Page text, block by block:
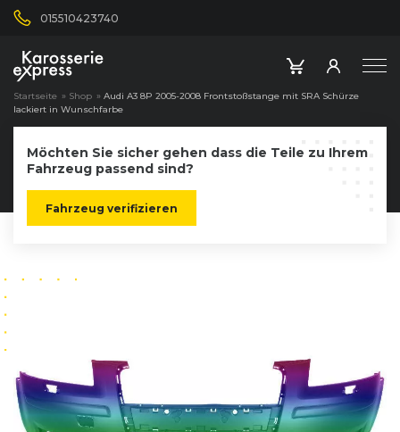
015510423740
Startseite » Shop » Audi A3 8P 2005-2008 Frontstoßstange mit SRA Schürze
lackiert in Wunschfarbe
Möchten Sie sicher gehen dass die Teile zu Ihrem
Fahrzeug passend sind?
Fahrzeug verifizieren